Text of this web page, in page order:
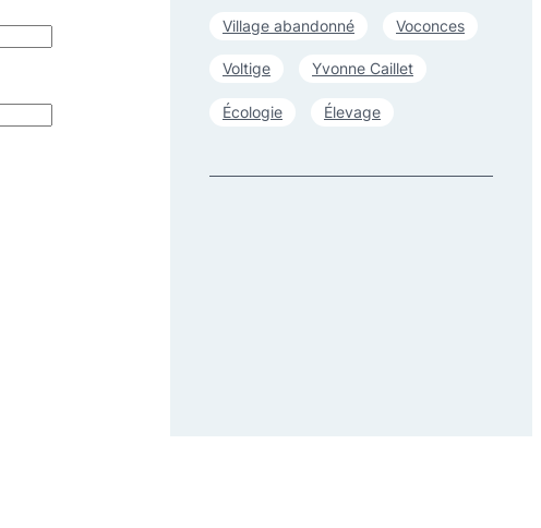
Village abandonné Voconces
Voltige Yvonne Caillet
Écologie Élevage